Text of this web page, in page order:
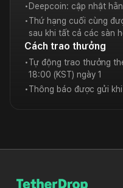
• Deepcoin: cập nhật
•Thứ hạng cuối cùng
sau khi tất cả các sàn
Cách trao thưởng
•Tự động trao thưởng
18:00 (KST) ngày 1
•Thông báo được gửi